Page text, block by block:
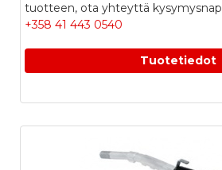
tuotteen, ota yhteyttä
+358 41 443 0540
Tuotetiedot